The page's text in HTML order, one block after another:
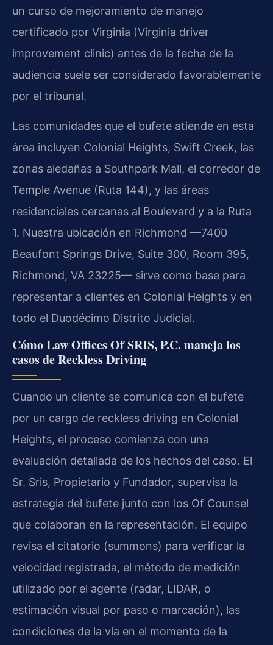
un curso de mejoramiento de manejo
certificado por Virginia (Virginia driver
improvement clinic) antes de la fecha de la
audiencia suele ser considerado favorablemente
por el tribunal.
Las comunidades que el bufete atiende en esta
área incluyen Colonial Heights, Swift Creek, las
zonas aledañas a Southpark Mall, el corredor de
Temple Avenue (Ruta 144), y las áreas
residenciales cercanas al Boulevard y a la Ruta
1. Nuestra ubicación en Richmond —7400
Beaufont Springs Drive, Suite 300, Room 395,
Richmond, VA 23225— sirve como base para
representar a clientes en Colonial Heights y en
todo el Duodécimo Distrito Judicial.
Cómo Law Offices Of SRIS, P.C. maneja los
casos de Reckless Driving
Cuando un cliente se comunica con el bufete
por un cargo de reckless driving en Colonial
Heights, el proceso comienza con una
evaluación detallada de los hechos del caso. El
Sr. Sris, Propietario y Fundador, supervisa la
estrategia del bufete junto con los Of Counsel
que colaboran en la representación. El equipo
revisa el citatorio (summons) para verificar la
velocidad registrada, el método de medición
utilizado por el agente (radar, LIDAR, o
estimación visual por paso o marcación), las
condiciones de la vía en el momento de la